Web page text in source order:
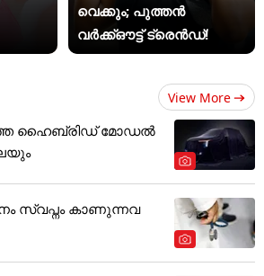
വെക്കും; പുത്തൻ
വർക്ക്ഔട്ട് ട്രെൻഡ്!
View More
ഹൈബ്രിഡ് മോഡൽ
സ്വപ്നം കാണുന്നവ